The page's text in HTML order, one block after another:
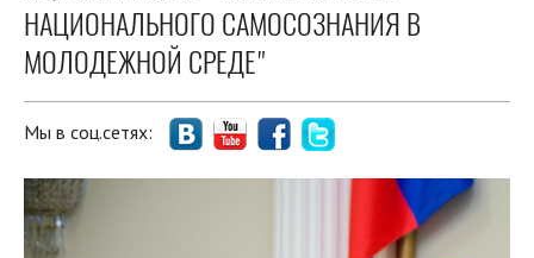
НАЦИОНАЛЬНОГО САМОСОЗНАНИЯ В
МОЛОДЕЖНОЙ СРЕДЕ"
Мы в соц.сетях: